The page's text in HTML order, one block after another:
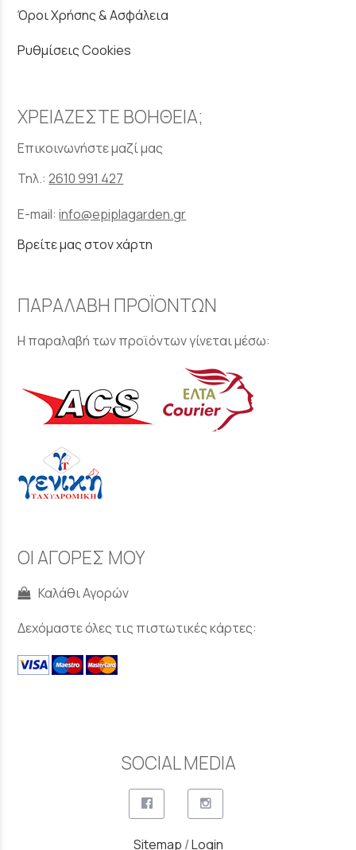
Όροι Χρήσης & Ασφάλεια
Ρυθμίσεις Cookies
ΧΡΕΙΑΖΕΣΤΕ ΒΟΗΘΕΙΑ;
Επικοινωνήστε μαζί μας
Τηλ.:2610 991 427
E-mail:info@epiplagarden.gr
Βρείτε μας στον χάρτη
ΠΑΡΑΛΑΒΗ ΠΡΟΪΟΝΤΩΝ
Η παραλαβή των προϊόντων γίνεται μέσω:
ΟΙ ΑΓΟΡΕΣ ΜΟΥ
Καλάθι Αγορών
Δεχόμαστε όλες τις πιστωτικές κάρτες:
SOCIAL MEDIA
Sitemap /Login